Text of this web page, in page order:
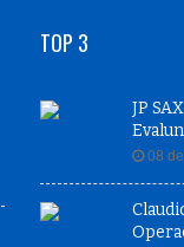
TOP 3
JP
08 de